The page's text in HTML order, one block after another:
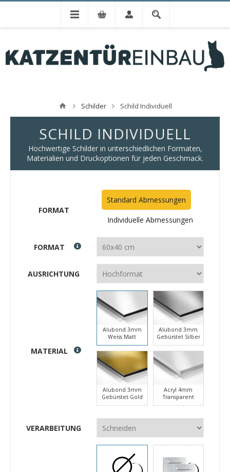
Schilder Schild Individuell
SCHILD INDIVIDUELL
Hochwertige Schilder in unterschiedlichen Formaten,
Materialien und Druckoptionen für jeden Geschmack.
FORMAT
Standard Abmessungen
Individuelle Abmessungen
FORMAT
AUSRICHTUNG
MATERIAL
Alubond 3mm
Weiss Matt
Alubond 3mm
Gebürstet Silber
Alubond 3mm
Gebürstet Gold
Acryl 4mm
Transparent
VERARBEITUNG